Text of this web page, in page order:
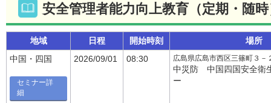
安全管理者能力向上教育（定期・随
地域 日程 開始時刻
場所
中国・四国
セミナー詳
細
2026/09/01 08:30 広島県広島市西区三篠町３－
中災防 中国四国安全衛
ー